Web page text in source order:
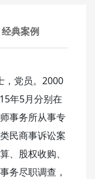
经典案例
党员。2000
年5月分别在
事务所从事专
民商事诉讼案
、股权收购、
务尽职调查，